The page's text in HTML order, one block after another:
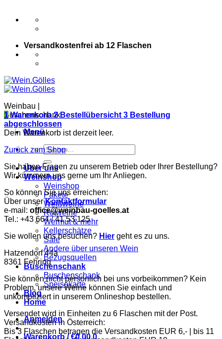
Versandkostenfrei ab 12 Flaschen
Weinbau |
Buschenschank
Menü
Suchen
nach:
Über uns
Weinshop
Weinshop
Pakete
Weißweine
Rotweine
Wermut & mehr
Kellerschätze
Sale
Andere über unseren Wein
Bezugsquellen
Buschenschank
Buschenschank
Speisekarte
Blog
Home
Anmelden
Warenkorb /€0,00 0
1Warenkorb2Bestellübersicht 3 Bestellung
abgeschlossen
Dein Warenkorb ist derzeit leer.
Zurück zum Shop
Sie haben Fragen zu unserem Betrieb oder Ihrer Bestellung?
Wir kümmern uns gerne um Ihr Anliegen.
So können Sie uns erreichen:
Über unserKontaktformular
e-mail: office@weinbau-goelles.at
Tel.: +43 664 / 41 53 125
Sie wollen uns besuchen? Hier geht es zu uns.
Hatzendorf 44a
8361 Fehring
Sie können nicht persönlich bei uns vorbeikommen? Kein
Problem, unsere Weine können Sie einfach und
unkompliziert in unserem Onlineshop bestellen.
Versendet wird in Einheiten zu 6 Flaschen mit der Post.
Versandkosten in Österreich:
Bis 3 Flaschen betragen die Versandkosten EUR 6,- | bis 11